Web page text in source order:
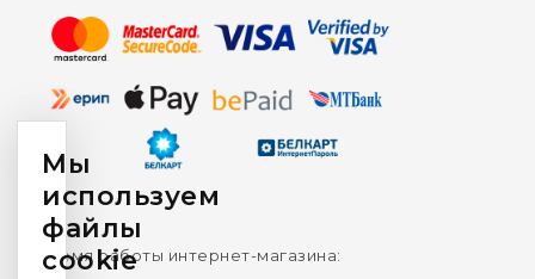
Время работы интернет-магазина:
Мы
используем
файлы
cookie